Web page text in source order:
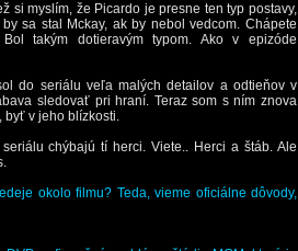
si myslím, že Picardo je presne ten typ postavy,
sa stal Mckay, ak by nebol vedcom. Chápete
takým dotieravým typom. Ako v epizóde
do seriálu veľa malých detailov a odtieňov v
sledovať pri hraní. Teraz som s ním znova
byť v jeho blízkosti.
chýbajú tí herci. Viete.. Herci a štáb. Ale
okolo filmu? Teda, vieme oficiálne dôvody,